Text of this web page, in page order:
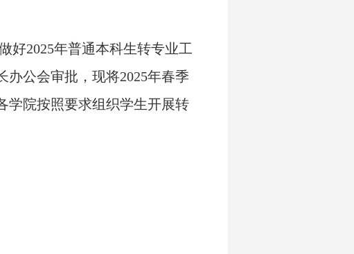
好2025年普通本科生转专业工
办公会审批，现将2025年春季
学院按照要求组织学生开展转